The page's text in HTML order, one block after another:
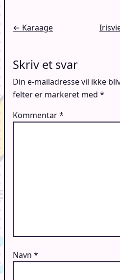
← Karaage
Skriv et svar
Din e-mailadresse vil ikke
felter er markeret med *
Kommentar*
Navn *